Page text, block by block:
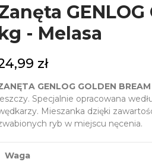
- Melasa
zł
GENLOG GOLDEN BREAM
Specjalnie opracowana
Mieszanka dzięki
ryb w miejscu nęcenia.
Waga